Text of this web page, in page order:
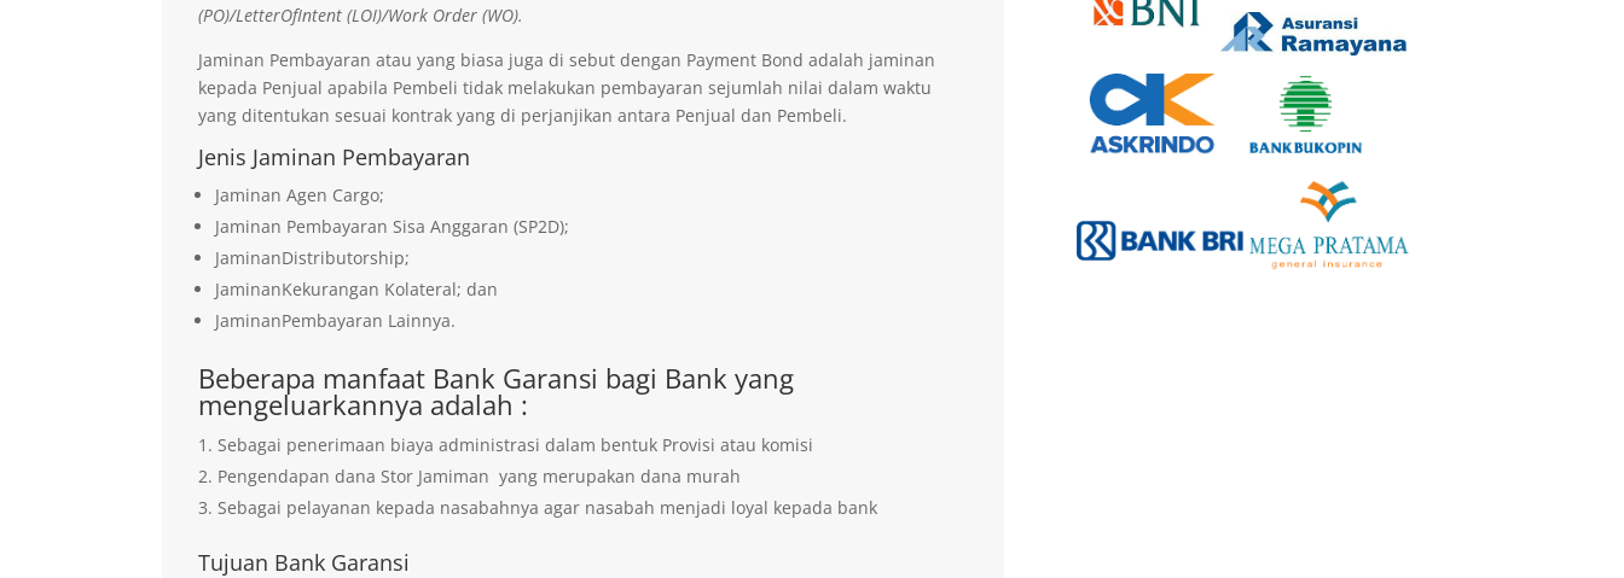
(PO)/LetterOfIntent (LOI)/Work Order (WO).
Jaminan Pembayaran atau yang biasa juga di sebut dengan Payment Bond adalah jaminan
kepada Penjual apabila Pembeli tidak melakukan pembayaran sejumlah nilai dalam waktu
yang ditentukan sesuai kontrak yang di perjanjikan antara Penjual dan Pembeli.
Jenis Jaminan Pembayaran
Jaminan Agen Cargo;
Jaminan Pembayaran Sisa Anggaran (SP2D);
JaminanDistributorship;
JaminanKekurangan Kolateral; dan
JaminanPembayaran Lainnya.
Beberapa manfaat Bank Garansi bagi Bank yang
mengeluarkannya adalah :
Sebagai penerimaan biaya administrasi dalam bentuk Provisi atau komisi
Pengendapan dana Stor Jamiman yang merupakan dana murah
Sebagai pelayanan kepada nasabahnya agar nasabah menjadi loyal kepada bank
Tujuan Bank Garansi